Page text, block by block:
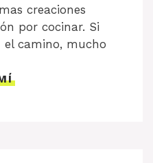
creaciones
por cocinar. Si
el camino, mucho